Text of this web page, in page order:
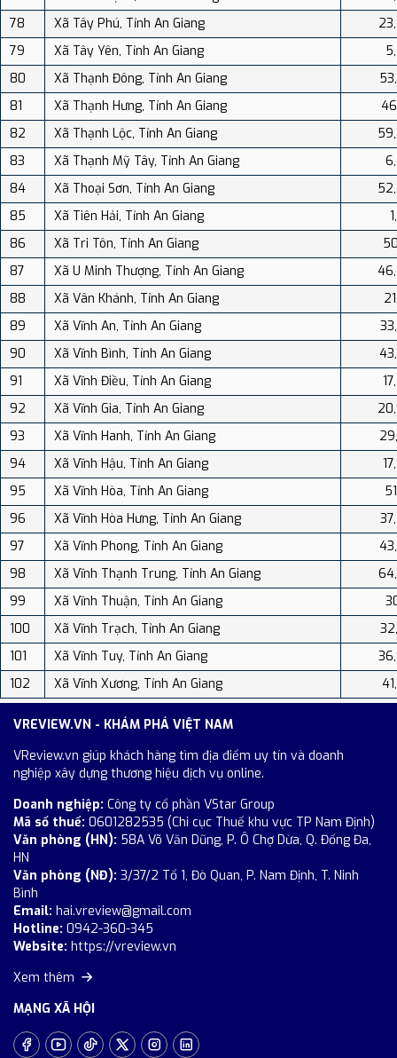
78
Xã Tây Phú, Tỉnh An Giang
79
Xã Tây Yên, Tỉnh An Giang
80
Xã Thạnh Đông, Tỉnh An Giang
81
Xã Thạnh Hưng, Tỉnh An Giang
82
Xã Thạnh Lộc, Tỉnh An Giang
83
Xã Thạnh Mỹ Tây, Tỉnh An Giang
84
Xã Thoại Sơn, Tỉnh An Giang
85
Xã Tiên Hải, Tỉnh An Giang
86
Xã Tri Tôn, Tỉnh An Giang
87
Xã U Minh Thượng, Tỉnh An Giang
88
Xã Vân Khánh, Tỉnh An Giang
89
Xã Vĩnh An, Tỉnh An Giang
90
Xã Vĩnh Bình, Tỉnh An Giang
91
Xã Vĩnh Điều, Tỉnh An Giang
92
Xã Vĩnh Gia, Tỉnh An Giang
93
Xã Vĩnh Hanh, Tỉnh An Giang
94
Xã Vĩnh Hậu, Tỉnh An Giang
95
Xã Vĩnh Hòa, Tỉnh An Giang
96
Xã Vĩnh Hòa Hưng, Tỉnh An Giang
97
Xã Vĩnh Phong, Tỉnh An Giang
98
Xã Vĩnh Thạnh Trung, Tỉnh An Giang
99
Xã Vĩnh Thuận, Tỉnh An Giang
100
Xã Vĩnh Trạch, Tỉnh An Giang
101
Xã Vĩnh Tuy, Tỉnh An Giang
102
Xã Vĩnh Xương, Tỉnh An Giang
VREVIEW.VN - KHÁM PHÁ VIỆT NAM
VReview.vn giúp khách hàng tìm địa điểm uy tín và doanh
nghiệp xây dựng thương hiệu dịch vụ online.
Doanh nghiệp: Công ty cổ phần VStar Group
Mã số thuế: 0601282535 (Chi cục Thuế khu vực TP Nam Định)
Văn phòng (HN): 58A Võ Văn Dũng, P. Ô Chợ Dừa, Q. Đống Đa,
HN
Văn phòng (NĐ): 3/37/2 Tổ 1, Đò Quan, P. Nam Định, T. Ninh
Bình
Email: hai.vreview@gmail.com
Hotline: 0942-360-345
Website: https://vreview.vn
Xem thêm
MẠNG XÃ HỘI